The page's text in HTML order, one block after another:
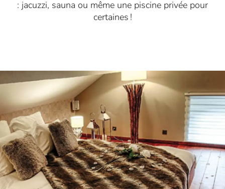
: jacuzzi, sauna ou même une piscine privée pour
certaines !